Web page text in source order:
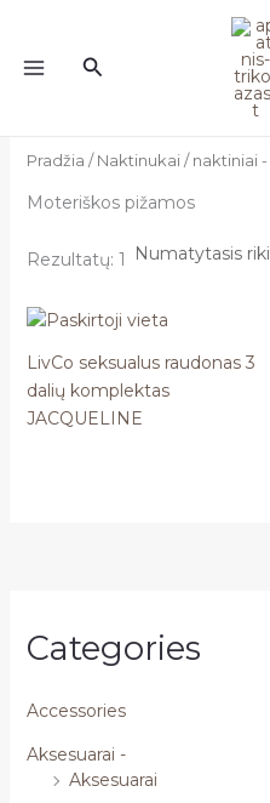
turinio
Paieška
Categories
Accessories
Aksesuarai -
Aksesuarai
Pradžia / Naktinukai / naktiniai -
Moteriškos pižamos
Rezultatų: 1
LivCo seksualus raudonas 3
dalių komplektas
JACQUELINE